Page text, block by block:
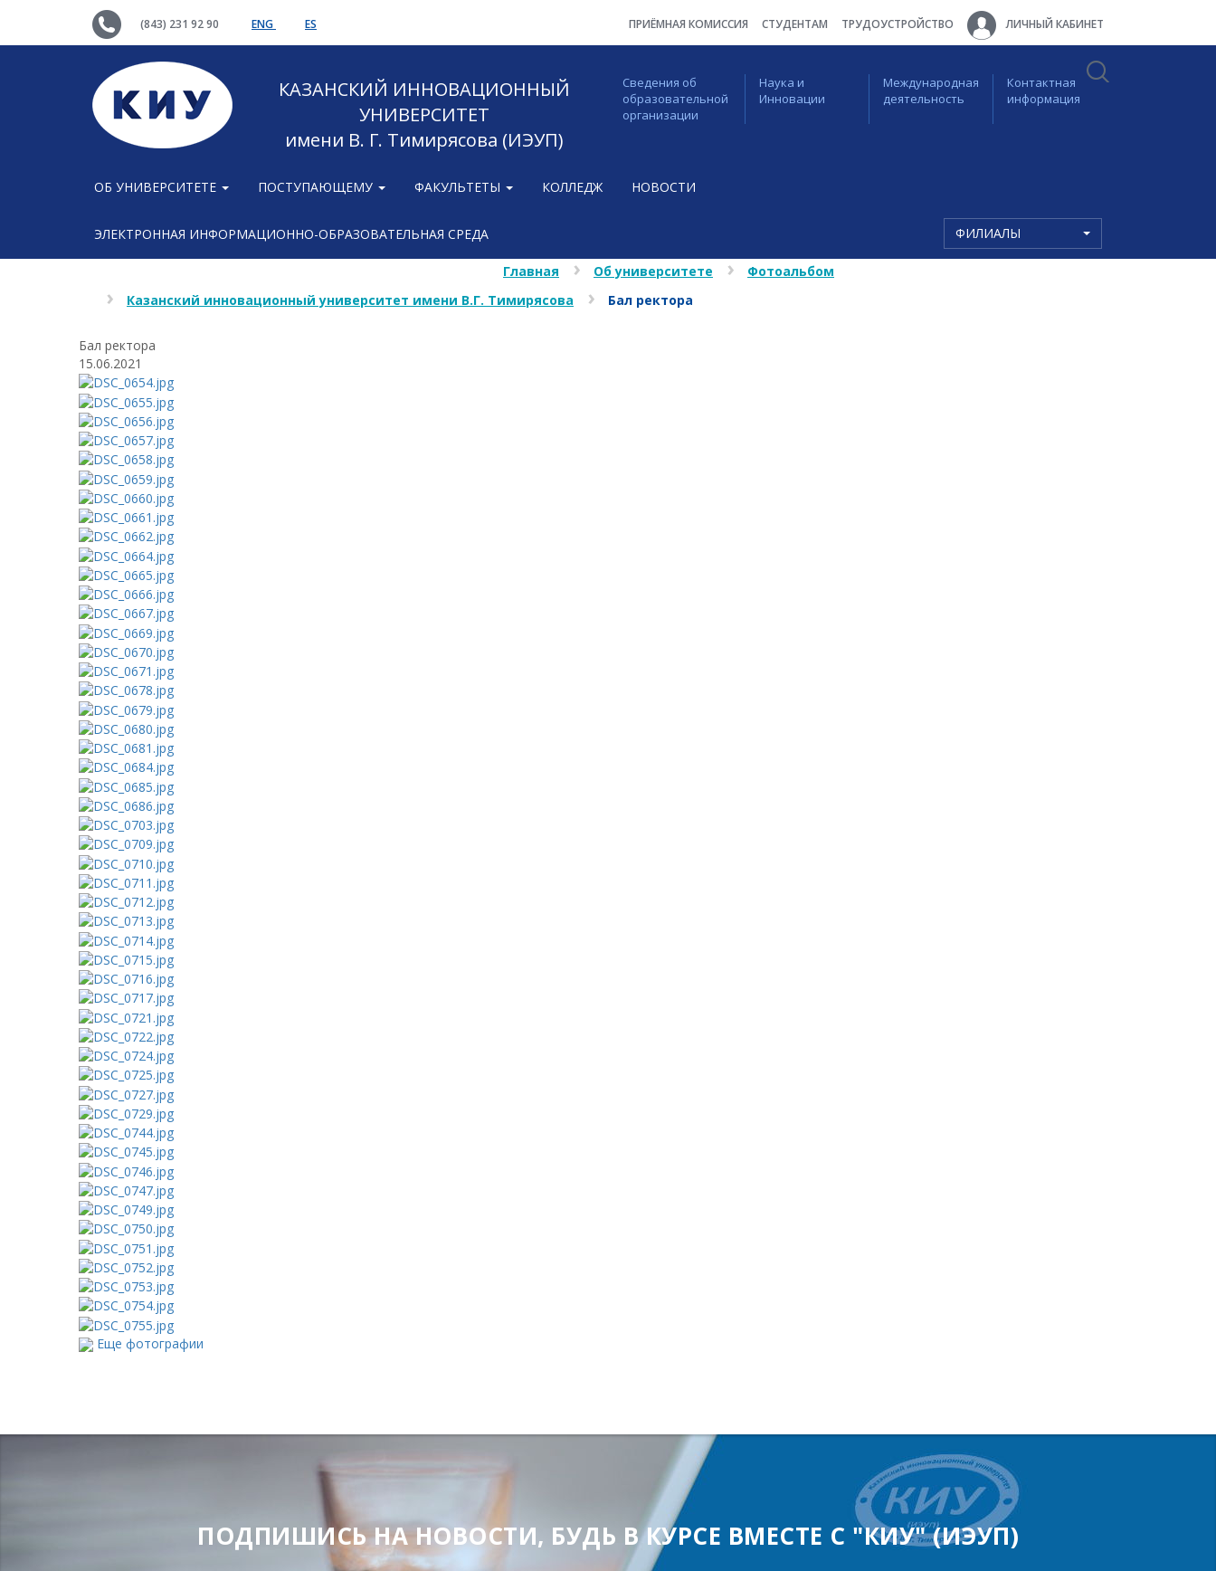
(843) 231 92 90 ENG ES ПРИЁМНАЯ КОМИССИЯ СТУДЕНТАМ ТРУДОУСТРОЙСТВО ЛИЧНЫЙ КАБИНЕТ
КАЗАНСКИЙ ИННОВАЦИОННЫЙ
УНИВЕРСИТЕТ
имени В. Г. Тимирясова (ИЭУП)
Сведения об
образовательной
организации
Наука и
Инновации
Международная
деятельность
Контактная
информация
ОБ УНИВЕРСИТЕТЕ ПОСТУПАЮЩЕМУ ФАКУЛЬТЕТЫ КОЛЛЕДЖ НОВОСТИ
ЭЛЕКТРОННАЯ ИНФОРМАЦИОННО-ОБРАЗОВАТЕЛЬНАЯ СРЕДА ФИЛИАЛЫ
Главная Об университете
Фотоальбом
Казанский инновационный университет имени В.Г. Тимирясова
Бал ректора
Бал ректора
15.06.2021
Еще фотографии
ПОДПИШИСЬ НА НОВОСТИ, БУДЬ В КУРСЕ ВМЕСТЕ С "КИУ" (ИЭУП)